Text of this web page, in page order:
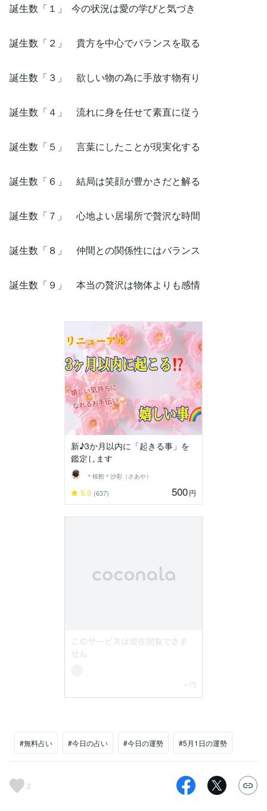
誕生数「１」 今の状況は愛の学びと気づき
誕生数「２」 貴方を中心でバランスを取る
誕生数「３」 欲しい物の為に手放す物有り
誕生数「４」 流れに身を任せて素直に従う
誕生数「５」 言葉にしたことが現実化する
誕生数「６」 結局は笑顔が豊かさだと解る
誕生数「７」 心地よい居場所で贅沢な時間
誕生数「８」 仲間との関係性にはバランス
誕生数「９」 本当の贅沢は物体よりも感情
新♪3か月以内に「起きる事」を
鑑定します
＊桜館＊沙彩（さあや）
5.0 (637) 500円
#無料占い #今日の占い #今日の運勢 #5月1日の運勢
2